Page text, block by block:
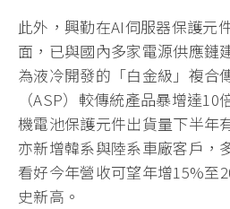
此外，興勤在AI伺服器保護元
面，已與國內多家電源供應鏈
為液冷開發的「白金級」複合
（ASP）較傳統產品暴增達
機電池保護元件出貨量下半年
亦新增韓系與陸系車廠客戶，
看好今年營收可望年增15%至
史新高。